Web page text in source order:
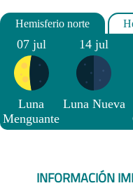
07 jul
Luna
Menguante
14 jul
Luna Nueva
INFORMACIÓN